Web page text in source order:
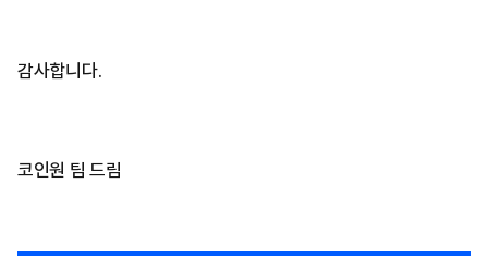
감사합니다.
코인원 팀 드림